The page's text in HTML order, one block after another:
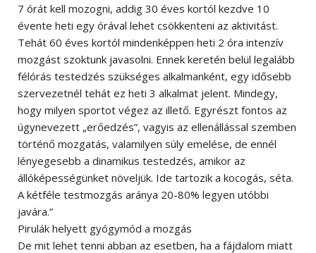
7 órát kell mozogni, addig 30 éves kortól kezdve 10
évente heti egy órával lehet csökkenteni az aktivitást.
Tehát 60 éves kortól mindenképpen heti 2 óra intenzív
mozgást szoktunk javasolni. Ennek keretén belül legalább
félórás testedzés szükséges alkalmanként, egy idősebb
szervezetnél tehát ez heti 3 alkalmat jelent. Mindegy,
hogy milyen sportot végez az illető. Egyrészt fontos az
úgynevezett „erőedzés”, vagyis az ellenállással szemben
történő mozgatás, valamilyen súly emelése, de ennél
lényegesebb a dinamikus testedzés, amikor az
állóképességünket növeljük. Ide tartozik a kocogás, séta.
A kétféle testmozgás aránya 20-80% legyen utóbbi
javára.”
Pirulák helyett gyógymód a mozgás
De mit lehet tenni abban az esetben, ha a fájdalom miatt